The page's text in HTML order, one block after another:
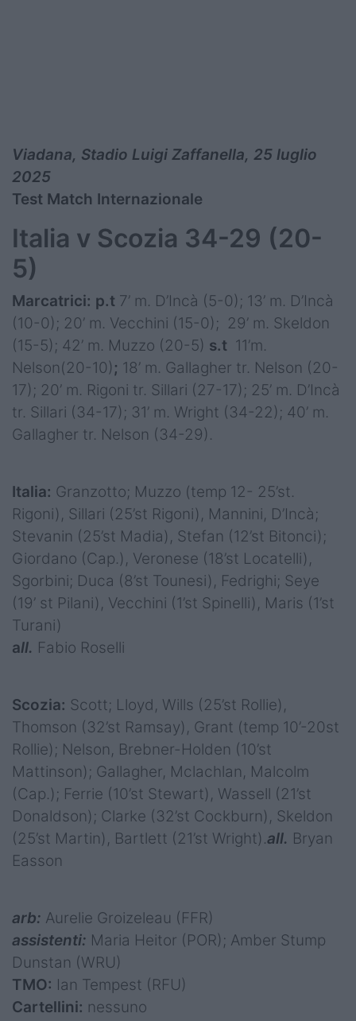
Viadana, Stadio Luigi Zaffanella, 25 luglio
2025
Test Match Internazionale
Italia v Scozia 34-29 (20-
5)
Marcatrici: p.t 7’ m. D’Incà (5-0); 13’ m. D’Incà
(10-0); 20’ m. Vecchini (15-0); 29’ m. Skeldon
(15-5); 42’ m. Muzzo (20-5) s.t 11’m.
Nelson(20-10) ; 18’ m. Gallagher tr. Nelson (20-
17); 20’ m. Rigoni tr. Sillari (27-17); 25’ m. D’Incà
tr. Sillari (34-17); 31’ m. Wright (34-22); 40’ m.
Gallagher tr. Nelson (34-29).
Italia: Granzotto; Muzzo (temp 12- 25’st.
Rigoni), Sillari (25’st Rigoni), Mannini, D’Incà;
Stevanin (25’st Madia), Stefan (12’st Bitonci);
Giordano (Cap.), Veronese (18’st Locatelli),
Sgorbini; Duca (8’st Tounesi), Fedrighi; Seye
(19’ st Pilani), Vecchini (1’st Spinelli), Maris (1’st
Turani)
all. Fabio Roselli
Scozia: Scott; Lloyd, Wills (25’st Rollie),
Thomson (32’st Ramsay), Grant (temp 10’-20st
Rollie); Nelson, Brebner-Holden (10’st
Mattinson); Gallagher, Mclachlan, Malcolm
(Cap.); Ferrie (10’st Stewart), Wassell (21’st
Donaldson); Clarke (32’st Cockburn), Skeldon
(25’st Martin), Bartlett (21’st Wright).all. Bryan
Easson
arb: Aurelie Groizeleau (FFR)
assistenti: Maria Heitor (POR); Amber Stump
Dunstan (WRU)
TMO: Ian Tempest (RFU)
Cartellini: nessuno